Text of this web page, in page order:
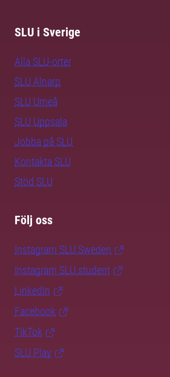
SLU i Sverige
Alla SLU-orter
SLU Alnarp
SLU Umeå
SLU Uppsala
Jobba på SLU
Kontakta SLU
Stöd SLU
Följ oss
Instagram SLU.Sweden
Instagram SLU.student
LinkedIn
Facebook
TikTok
SLU Play